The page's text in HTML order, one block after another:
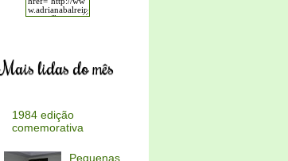
Mais lidas do mês
1984 edição
comemorativa
Pequenas